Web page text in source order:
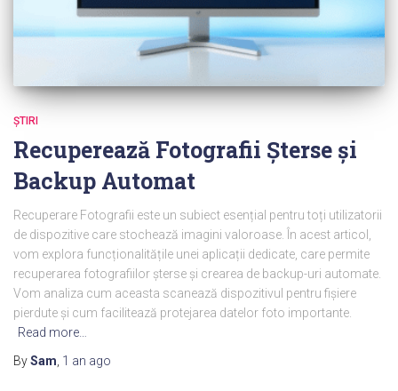
ŞTIRI
Recuperează Fotografii Șterse și
Backup Automat
Recuperare Fotografii este un subiect esențial pentru toți utilizatorii
de dispozitive care stochează imagini valoroase. În acest articol,
vom explora funcționalitățile unei aplicații dedicate, care permite
recuperarea fotografiilor șterse și crearea de backup-uri automate.
Vom analiza cum aceasta scanează dispozitivul pentru fișiere
pierdute și cum facilitează protejarea datelor foto importante.
Read more…
BySam, 1 an ago